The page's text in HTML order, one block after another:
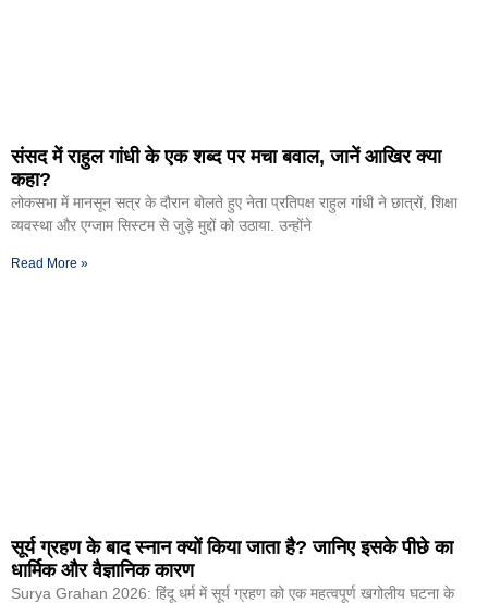
संसद में राहुल गांधी के एक शब्द पर मचा बवाल, जानें आखिर क्या
कहा?
लोकसभा में मानसून सत्र के दौरान बोलते हुए नेता प्रतिपक्ष राहुल गांधी ने छात्रों, शिक्षा
व्यवस्था और एग्जाम सिस्टम से जुड़े मुद्दों को उठाया. उन्होंने
Read More »
सूर्य ग्रहण के बाद स्नान क्यों किया जाता है? जानिए इसके पीछे का
धार्मिक और वैज्ञानिक कारण
Surya Grahan 2026: हिंदू धर्म में सूर्य ग्रहण को एक महत्वपूर्ण खगोलीय घटना के